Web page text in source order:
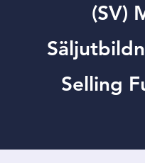
(SV)
Selling